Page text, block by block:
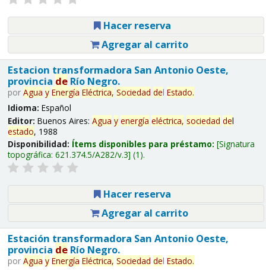
Hacer reserva
Agregar al carrito
Estacion transformadora San Antonio Oeste,
provincia deRío Negro.
por Agua y Energía Eléctrica, Sociedad del Estado.
Idioma: Español
Editor: Buenos Aires: Agua y energía eléctrica, sociedad del
estado, 1988
Disponibilidad: Ítems disponibles para préstamo: Signatura
topográfica: 621.374.5/A282/v.3 (1).
Hacer reserva
Agregar al carrito
Estación transformadora San Antonio Oeste,
provincia deRío Negro.
por Agua y Energía Eléctrica, Sociedad del Estado.